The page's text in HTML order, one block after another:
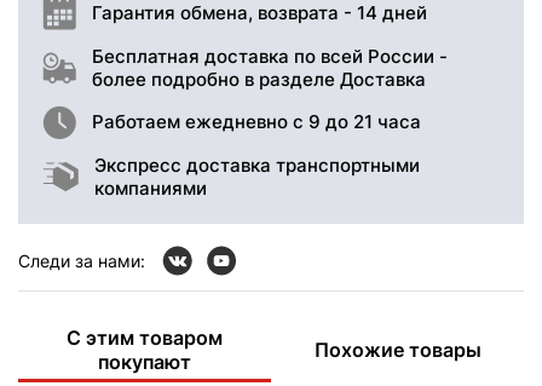
Гарантия обмена, возврата - 14 дней
Бесплатная доставка по всей России -
более подробно в разделе Доставка
Работаем ежедневно с 9 до 21 часа
Экспресс доставка транспортными
компаниями
Следи за нами:
С этим товаром
покупают
Похожие товары